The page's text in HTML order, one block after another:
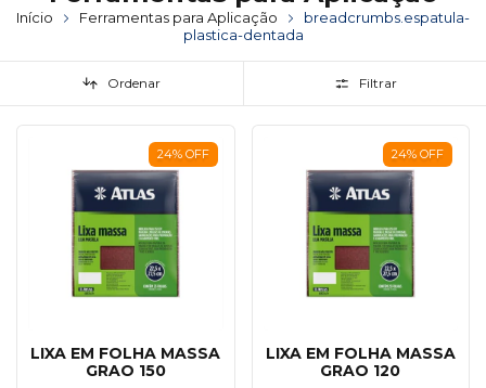
Início Ferramentas para Aplicação
breadcrumbs.espatula-
plastica-dentada
Ordenar Filtrar
24% OFF
LIXA EM FOLHA MASSA
GRAO 150
24% OFF
LIXA EM FOLHA MASSA
GRAO 120